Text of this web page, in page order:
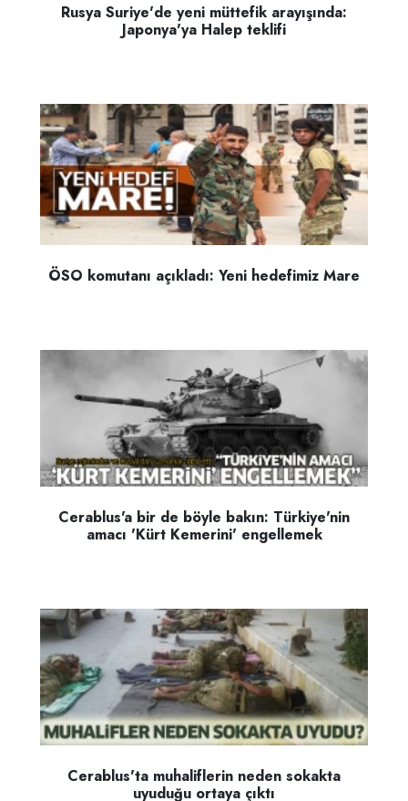
Rusya Suriye'de yeni müttefik arayışında:
Japonya'ya Halep teklifi
ÖSO komutanı açıkladı: Yeni hedefimiz Mare
Cerablus'a bir de böyle bakın: Türkiye'nin
amacı 'Kürt Kemerini' engellemek
Cerablus'ta muhaliflerin neden sokakta
uyuduğu ortaya çıktı